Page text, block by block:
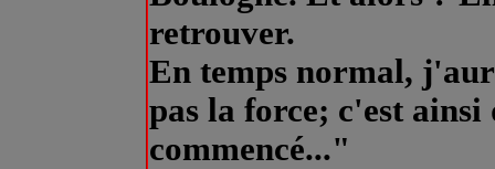
retrouver.
En temps normal,
pas la force; c'est
commencé..."